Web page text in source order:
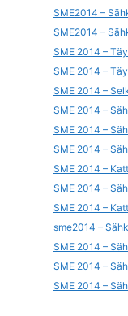
SME2014 –
SME2014 –
SME 2014 –
SME 2014 –
SME 2014 –
SME 2014 –
SME 2014 –
SME 2014 –
SME 2014 –
SME 2014 –
SME 2014 –
sme2014 –
SME 2014 –
SME 2014 –
SME 2014 –